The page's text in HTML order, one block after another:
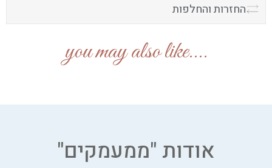
החזרות והחלפות
....you may also like
אודות "ממעמקים"